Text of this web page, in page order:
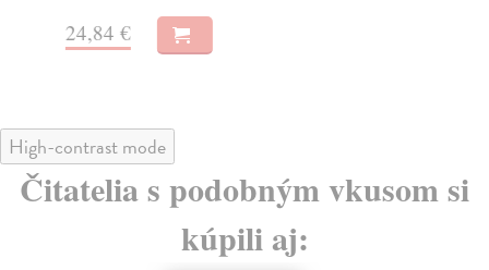
24,84 €
High-contrast mode
Čitatelia s podobným vkusom si
kúpili aj: